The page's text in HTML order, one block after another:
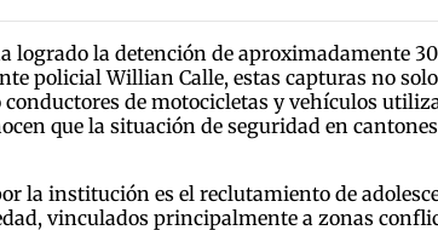
logrado la detención de aproximadamente
policial Willian Calle, estas capturas no
de motocicletas y vehículos
que la situación de seguridad en
la institución es el reclutamiento de
vinculados principalmente a zonas